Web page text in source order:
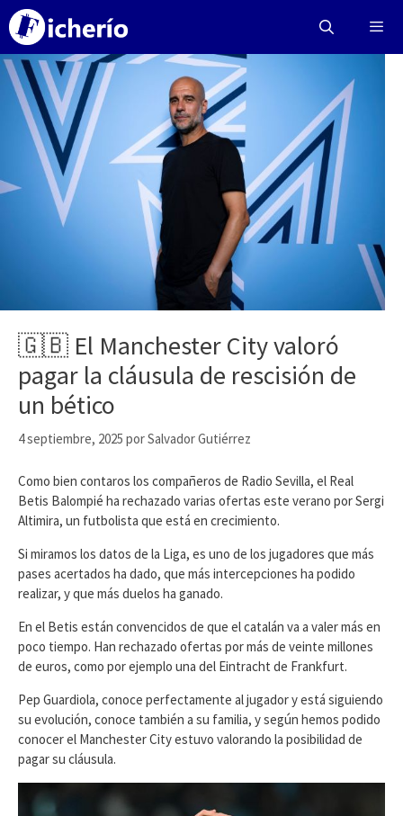
Saltar
contenido
🇬🇧 El Manchester City valoró
pagar la cláusula de rescisión de
un bético
4 septiembre, 2025 porSalvador Gutiérrez
Como bien contaros los compañeros de Radio Sevilla, el Real
Betis Balompié ha rechazado varias ofertas este verano por Sergi
Altimira, un futbolista que está en crecimiento.
Si miramos los datos de la Liga, es uno de los jugadores que más
pases acertados ha dado, que más intercepciones ha podido
realizar, y que más duelos ha ganado.
En el Betis están convencidos de que el catalán va a valer más en
poco tiempo. Han rechazado ofertas por más de veinte millones
de euros, como por ejemplo una del Eintracht de Frankfurt.
Pep Guardiola, conoce perfectamente al jugador y está siguiendo
su evolución, conoce también a su familia, y según hemos podido
conocer el Manchester City estuvo valorando la posibilidad de
pagar su cláusula.